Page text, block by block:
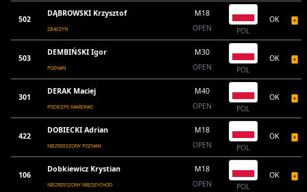
502
DĄBROWSKI Krzysztof
ZBĄSZYŃ
M18
OPEN
POL
OK
503
DEMBIŃSKI Igor
POZNAŃ
M30
OPEN
POL
OK
301
DERAK Maciej
PODICEPS KAMIONKI
M40
OPEN
POL
OK
422
DOBIECKI Adrian
NIEZRZESZONY POZNAN
M18
OPEN
POL
OK
106
Dobkiewicz Krystian
NIEZRZESZONY MIĘDZYCHÓD
M18
OPEN
POL
OK